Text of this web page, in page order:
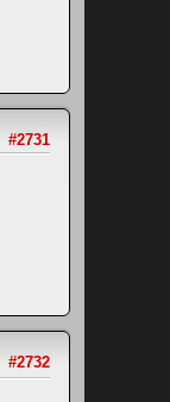
#2731
#2732